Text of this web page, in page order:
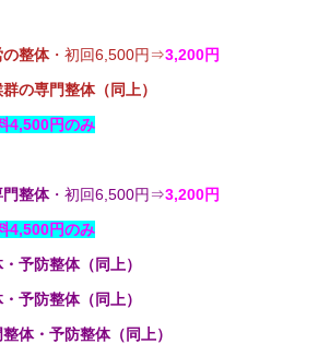
整体・初回6,500円⇒3,200円
の専門整体（同上）
4,500円のみ
門整体・初回6,500円⇒3,200円
4,500円のみ
予防整体（同上）
予防整体（同上）
体・予防整体（同上）